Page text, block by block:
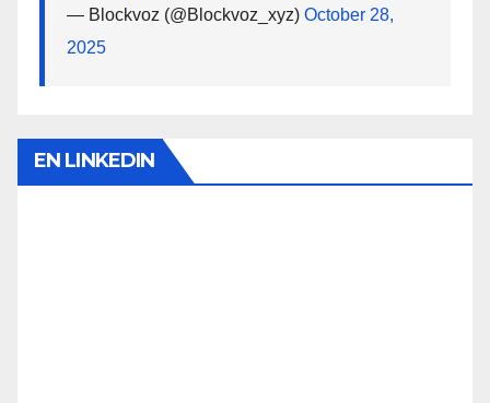
— Blockvoz (@Blockvoz_xyz) October 28,
2025
EN LINKEDIN